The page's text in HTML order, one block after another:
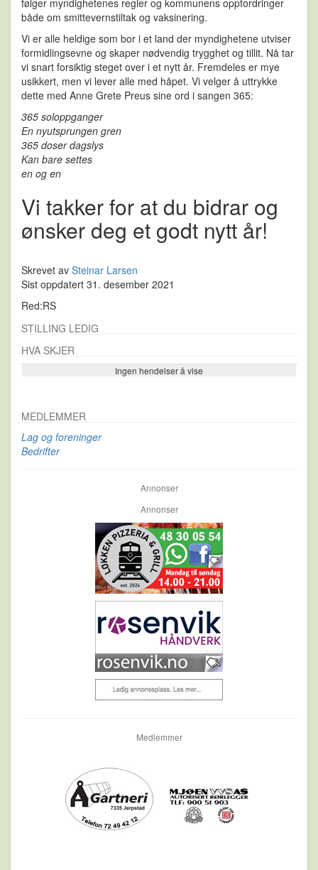
følger myndighetenes regler og kommunens oppfordringer
både om smittevernstiltak og vaksinering.
Vi er alle heldige som bor i et land der myndighetene utviser
formidlingsevne og skaper nødvendig trygghet og tillit. Nå tar
vi snart forsiktig steget over i et nytt år. Fremdeles er mye
usikkert, men vi lever alle med håpet. Vi velger å uttrykke
dette med Anne Grete Preus sine ord i sangen 365:
365 soloppganger
En nyutsprungen gren
365 doser dagslys
Kan bare settes
en og en
Vi takker for at du bidrar og
ønsker deg et godt nytt år!
Skrevet av Steinar Larsen
Sist oppdatert 31. desember 2021
Red:RS
STILLING LEDIG
HVA SKJER
Ingen hendelser å vise
Se flere…
MEDLEMMER
Lag og foreninger
Bedrifter
Annonser
Annonser
Medlemmer